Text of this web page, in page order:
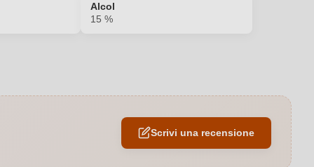
Alcol
15 %
Rosso
0,75 L
Scrivi una recensione